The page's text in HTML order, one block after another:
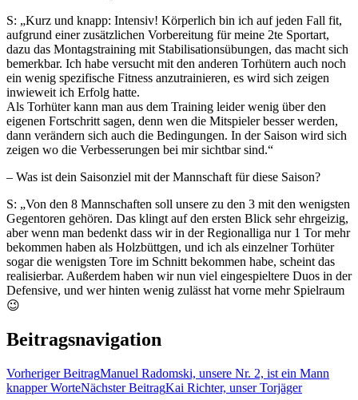
S: „Kurz und knapp: Intensiv! Körperlich bin ich auf jeden Fall fit,
aufgrund einer zusätzlichen Vorbereitung für meine 2te Sportart,
dazu das Montagstraining mit Stabilisationsübungen, das macht sich
bemerkbar. Ich habe versucht mit den anderen Torhütern auch noch
ein wenig spezifische Fitness anzutrainieren, es wird sich zeigen
inwieweit ich Erfolg hatte.
Als Torhüter kann man aus dem Training leider wenig über den
eigenen Fortschritt sagen, denn wen die Mitspieler besser werden,
dann verändern sich auch die Bedingungen. In der Saison wird sich
zeigen wo die Verbesserungen bei mir sichtbar sind.“
– Was ist dein Saisonziel mit der Mannschaft für diese Saison?
S: „Von den 8 Mannschaften soll unsere zu den 3 mit den wenigsten
Gegentoren gehören. Das klingt auf den ersten Blick sehr ehrgeizig,
aber wenn man bedenkt dass wir in der Regionalliga nur 1 Tor mehr
bekommen haben als Holzbüttgen, und ich als einzelner Torhüter
sogar die wenigsten Tore im Schnitt bekommen habe, scheint das
realisierbar. Außerdem haben wir nun viel eingespieltere Duos in der
Defensive, und wer hinten wenig zulässt hat vorne mehr Spielraum
😉
Beitragsnavigation
Vorheriger BeitragManuel Radomski, unsere Nr. 2, ist ein Mann
knapper WorteNächster BeitragKai Richter, unser Torjäger